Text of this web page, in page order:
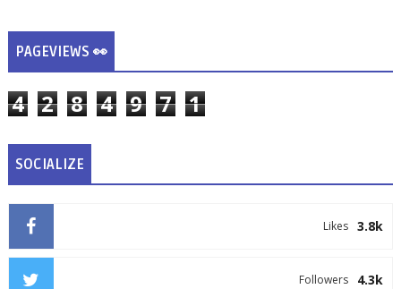
PAGEVIEWS 👀
4 2 8 4 9 7 1
SOCIALIZE
3.8k
Likes
4.3k
Followers